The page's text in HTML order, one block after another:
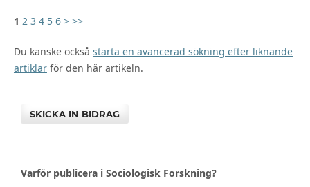
1 2 3 4 5 6 > >>
Du kanske också starta en avancerad sökning efter liknande
artiklarför den här artikeln.
SKICKA IN BIDRAG
Varför publicera i Sociologisk Forskning?